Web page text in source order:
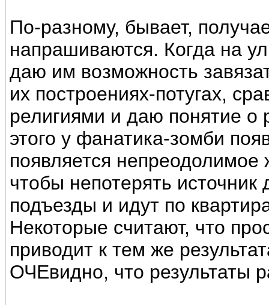
По-разному, бывает,
напрашиваются. Когда на
даю им возможность
их построениях-потугах,
религиями и даю понятие
этого у фанатика-зомби
появляется
чтобы непотерять
подъезды и идут по
Некоторые считают, что
приводит к тем же
ОЧЕвидно, что результаты